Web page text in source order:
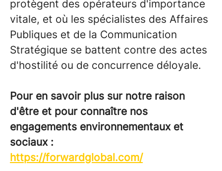
protègent des opérateurs d'importance
vitale, et où les spécialistes des Affaires
Publiques et de la Communication
Stratégique se battent contre des actes
d'hostilité ou de concurrence déloyale.
Pour en savoir plus sur notre raison
d'être et pour connaître nos
engagements environnementaux et
sociaux :
https://forwardglobal.com/